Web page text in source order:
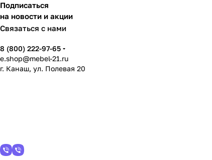
Подписаться
на новости и акции
Связаться с нами
8 (800) 222-97-65
e.shop@mebel-21.ru
г. Канаш, ул. Полевая 20